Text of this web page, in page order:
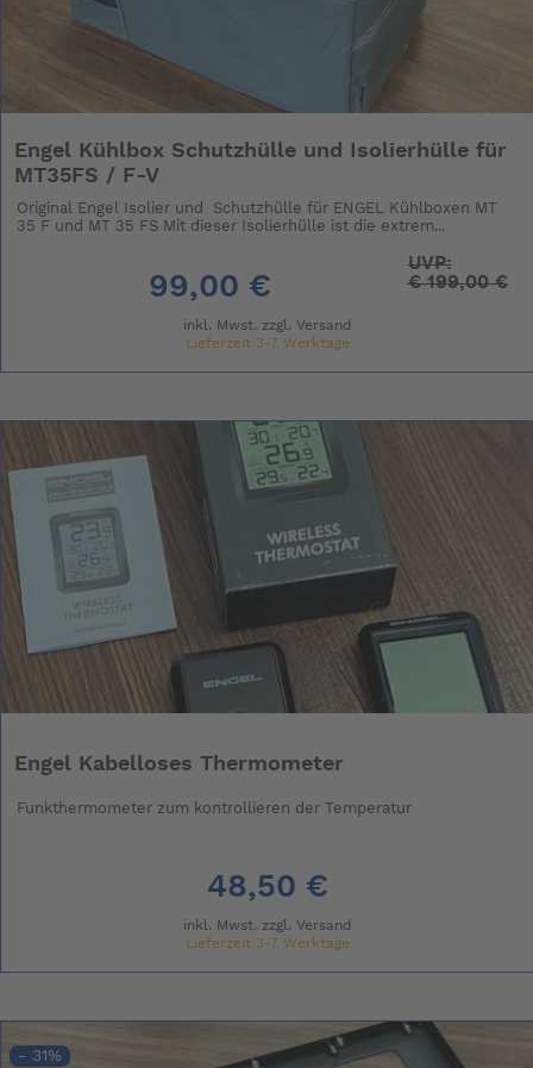
Engel Kühlbox Schutzhülle und Isolierhülle für
MT35FS / F-V
Original Engel Isolier und Schutzhülle für ENGEL Kühlboxen MT
35 F und MT 35 FS Mit dieser Isolierhülle ist die extrem...
99,00 €
UVP:
€199,00 €
inkl. Mwst. zzgl. Versand
Lieferzeit 3-7 Werktage
Engel Kabelloses Thermometer
Funkthermometer zum kontrollieren der Temperatur
48,50 €
inkl. Mwst. zzgl. Versand
Lieferzeit 3-7 Werktage
- 31%